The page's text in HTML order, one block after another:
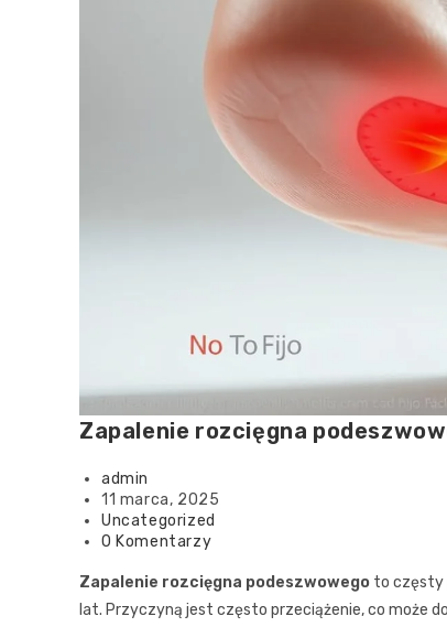
Zapalenie rozcięgna
admin
11 marca, 2025
Uncategorized
0 Komentarzy
Zapalenie rozcięgna podeszwowego to częsty
lat. Przyczyną jest często przeciążenie, co może